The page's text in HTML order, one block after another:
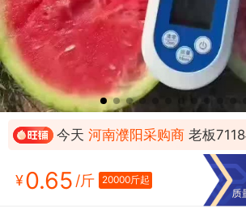
今天河南濮阳采购商 老板
累计交易 357.096万 元, 贵州
贵州毕节大方县采购商司
¥0.65 /斤 20000斤起